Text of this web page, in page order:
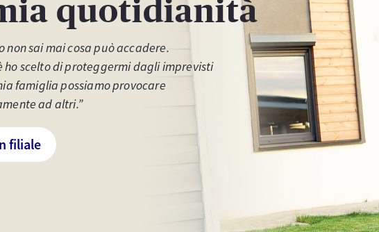
quotidianità
non sai mai cosa può accadere.
ho scelto di proteggermi dagli imprevisti
famiglia possiamo provocare
ad altri.”
filiale